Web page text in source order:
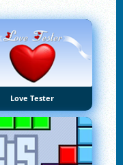
Love Tester